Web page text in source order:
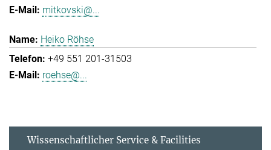
mitkovski@...
Heiko Röhse
+49 551 201-31503
roehse@...
Wissenschaftlicher Service & Facilities